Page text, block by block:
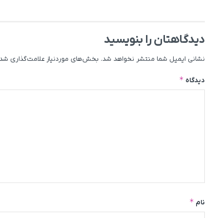
دیدگاهتان را بنویسید
نشانی ایمیل شما منتشر نخواهد شد. بخش‌های موردنیاز علامت‌گذاری
دیدگاه *
نام *